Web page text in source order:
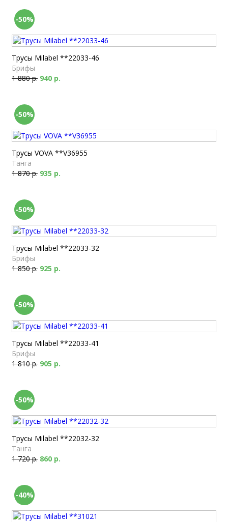
-50%
Трусы Milabel **22033-46
Брифы
1 880 р. 940 р.
-50%
Трусы VOVA **V36955
Танга
1 870 р. 935 р.
-50%
Трусы Milabel **22033-32
Брифы
1 850 р. 925 р.
-50%
Трусы Milabel **22033-41
Брифы
1 810 р. 905 р.
-50%
Трусы Milabel **22032-32
Танга
1 720 р. 860 р.
-40%